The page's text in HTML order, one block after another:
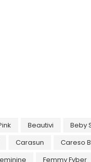
Beautivi Beby
Carasun Careso
Femmy Fyber